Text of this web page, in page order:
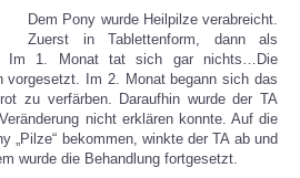
Dem Pony wurde Heilpilze verabreicht.
Zuerst in Tablettenform, dann als
Im 1. Monat tat sich gar nichts…Die
vorgesetzt. Im 2. Monat begann sich das
zu verfärben. Daraufhin wurde der TA
nicht erklären konnte. Auf die
„Pilze“ bekommen, winkte der TA ab und
wurde die Behandlung fortgesetzt.